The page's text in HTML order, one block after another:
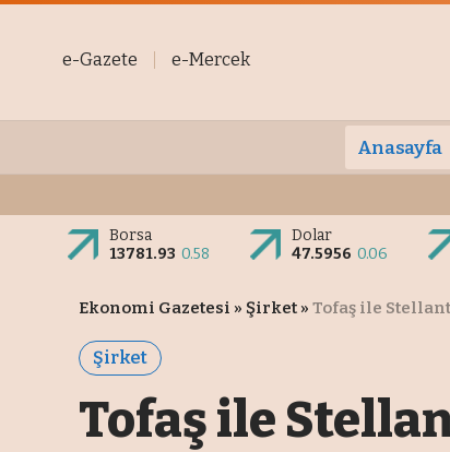
e-Gazete e-Mercek
Anasayfa
Borsa
13781.93 0.58
Dolar
47.5956 0.06
Ekonomi Gazetesi » Şirket » Tofaş ile
Şirket
Tofaş ile